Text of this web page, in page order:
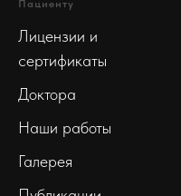
Пациенту
Лицензии и
сертификаты
Доктора
Наши работы
Галерея